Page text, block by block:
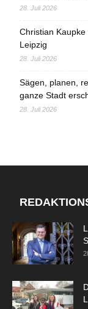
28. Juli 2026
Christian
Leipzig
28. Juli 2026
Sägen, planen,
ganze Stadt
28. Juli 2026